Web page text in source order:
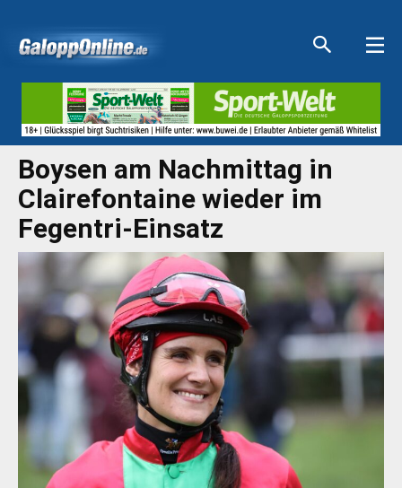
Boysen am Nachmittag in
Clairefontaine wieder im
Fegentri-Einsatz